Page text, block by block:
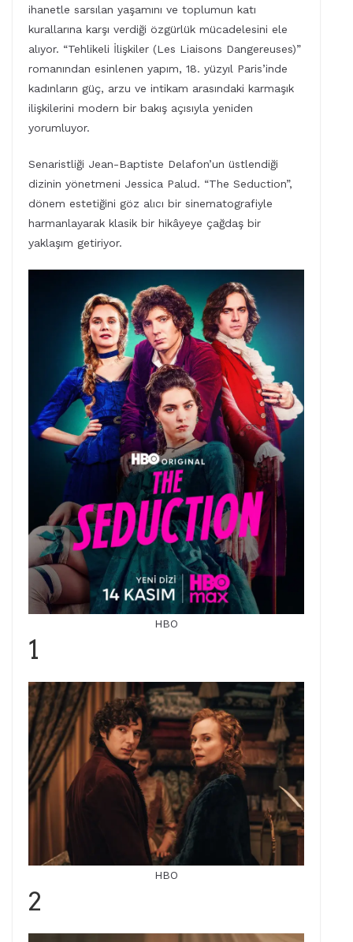
ihanetle sarsılan yaşamını ve toplumun katı
kurallarına karşı verdiği özgürlük mücadelesini ele
alıyor. “Tehlikeli İlişkiler (Les Liaisons Dangereuses)”
romanından esinlenen yapım, 18. yüzyıl Paris’inde
kadınların güç, arzu ve intikam arasındaki karmaşık
ilişkilerini modern bir bakış açısıyla yeniden
yorumluyor.
Senaristliği Jean-Baptiste Delafon’un üstlendiği
dizinin yönetmeni Jessica Palud. “The Seduction”,
dönem estetiğini göz alıcı bir sinematografiyle
harmanlayarak klasik bir hikâyeye çağdaş bir
yaklaşım getiriyor.
HBO
1
HBO
2